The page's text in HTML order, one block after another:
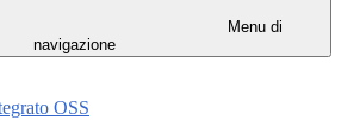
Menu di
navigazione
OSS